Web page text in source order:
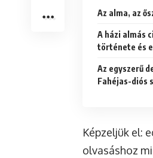
Az alma, az
A házi almás
története és
Az egyszerű
Fahéjas-diós
Képzeljük el:
olvasáshoz